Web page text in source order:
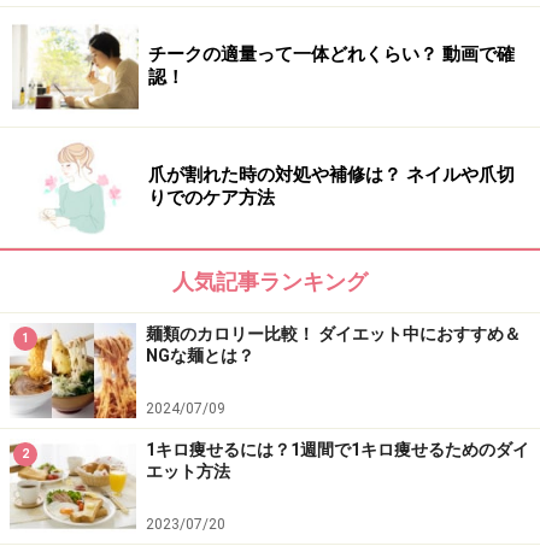
チークの適量って一体どれくらい？ 動画で確
認！
爪が割れた時の対処や補修は？ ネイルや爪切
りでのケア方法
人気記事ランキング
1
麺類のカロリー比較！ ダイエット中におすすめ＆
NGな麺とは？
2024/07/09
2
1キロ痩せるには？1週間で1キロ痩せるためのダイ
エット方法
2023/07/20